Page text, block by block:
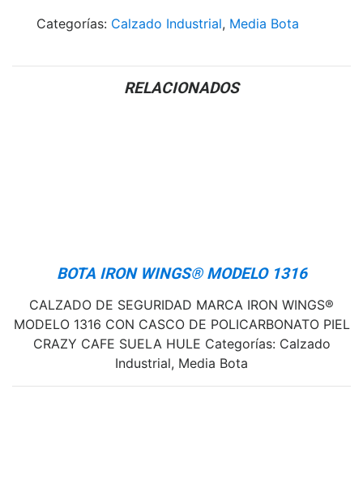
Categorías: Calzado Industrial, Media Bota
RELACIONADOS
BOTA IRON WINGS® MODELO 1316
CALZADO DE SEGURIDAD MARCA IRON WINGS®
MODELO 1316 CON CASCO DE POLICARBONATO PIEL
CRAZY CAFE SUELA HULE Categorías: Calzado
Industrial, Media Bota